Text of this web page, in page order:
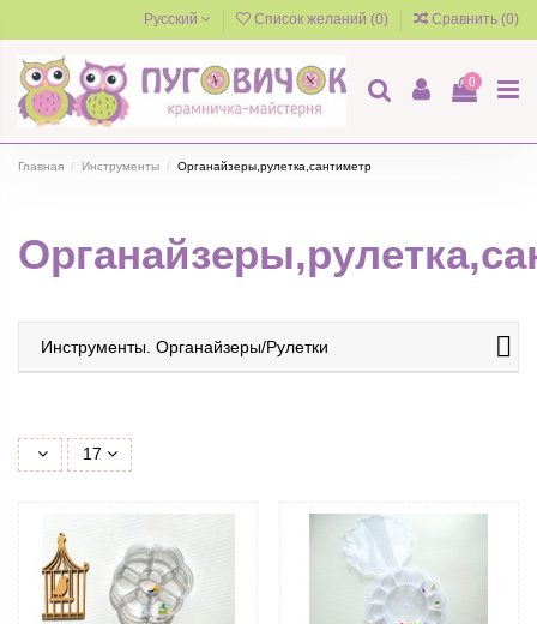
Русский Список желаний (0) Сравнить (0)
0
Главная Инструменты Органайзеры,рулетка,сантиметр
17
Инструменты. Органайзеры/Рулетки